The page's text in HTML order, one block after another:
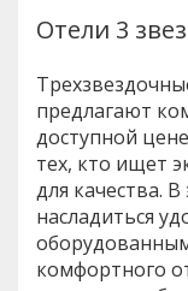
Отели 3
предлагают
доступной
тех, кто ищет
для качества. В
насладиться
комфортного